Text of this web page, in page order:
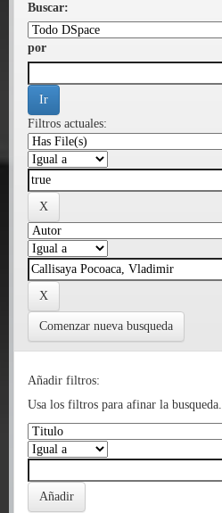
Buscar:
por
Filtros actuales:
Comenzar nueva busqueda
Añadir filtros:
Usa los filtros para afinar la busqueda.